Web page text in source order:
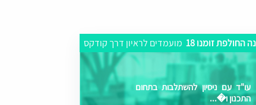
החולפת זומנו 18 מועמדים לראיון דרך קודקס
עו"ד עם ניסיון להשתלבות בתחום
התכנון ו�...